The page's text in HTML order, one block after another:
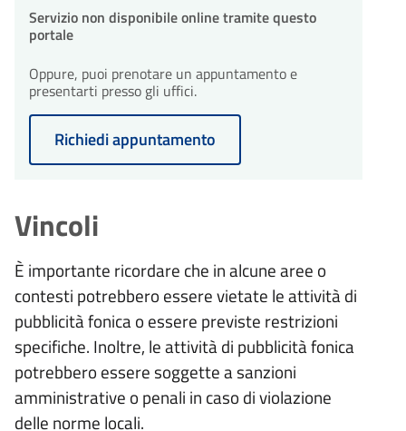
Servizio non disponibile online tramite questo
portale
Oppure, puoi prenotare un appuntamento e
presentarti presso gli uffici.
Richiedi appuntamento
Vincoli
È importante ricordare che in alcune aree o
contesti potrebbero essere vietate le attività di
pubblicità fonica o essere previste restrizioni
specifiche. Inoltre, le attività di pubblicità fonica
potrebbero essere soggette a sanzioni
amministrative o penali in caso di violazione
delle norme locali.